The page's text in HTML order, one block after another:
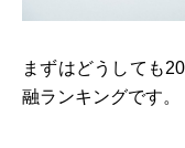
まずはどうしても
融ランキングです。